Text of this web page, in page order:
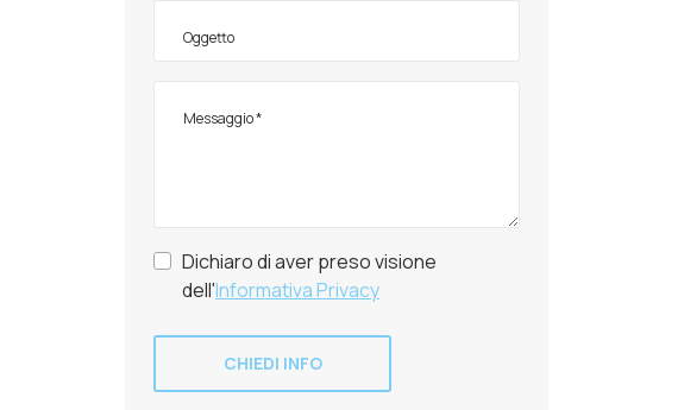
Dichiaro di aver preso visione
dell'Informativa Privacy
CHIEDI INFO